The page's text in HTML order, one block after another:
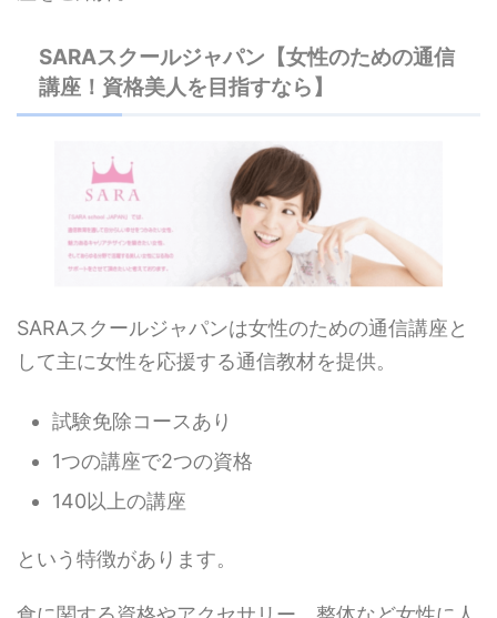
SARAスクールジャパン【女性のための通信
講座！資格美人を目指すなら】
SARAスクールジャパンは女性のための通信講座と
して主に女性を応援する通信教材を提供。
試験免除コースあり
1つの講座で2つの資格
140以上の講座
という特徴があります。